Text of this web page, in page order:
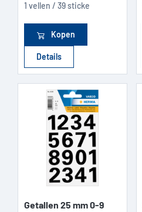
1 vellen / 39 sticke
Kopen
Details
Getallen 25 mm 0-9